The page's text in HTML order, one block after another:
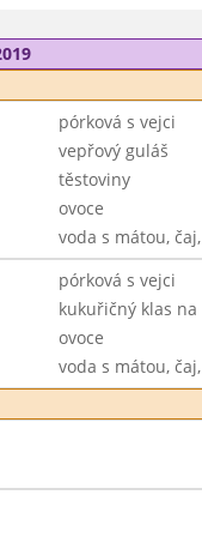
pórková s vejci
vepřový guláš
těstoviny
ovoce
voda s mátou,
pórková s vejci
kukuřičný klas
ovoce
voda s mátou,